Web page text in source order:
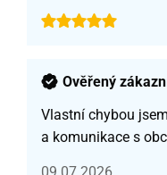
Ověřený
Vlastní chybou
a komunikace s